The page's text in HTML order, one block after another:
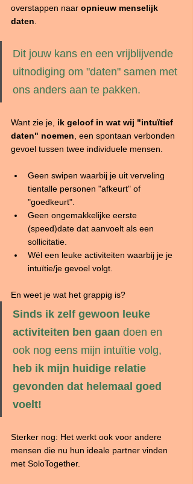
overstappen naar opnieuw menselijk
daten
Dit jouw kans en een vrijblijvende
uitnodiging om "daten" samen met
ons anders aan te pakken.
Want zie je, ik geloof in wat wij "intuïtief
daten" noemen , een spontaan verbonden
gevoel tussen twee individuele mensen.
Geen swipen waarbij je uit verveling
tientalle personen "afkeurt" of
"goedkeurt".
Geen ongemakkelijke eerste
(speed)date dat aanvoelt als een
sollicitatie.
Wél een leuke activiteiten waarbij je je
intuïtie/je gevoel volgt.
En weet je wat het grappig is?
Sinds ik zelf gewoon leuke
activiteiten ben gaan doen en
ook nog eens mijn intuïtie volg,
heb ik mijn huidige relatie
gevonden dat helemaal goed
voelt!
Sterker nog: Het werkt ook voor andere
mensen die nu hun ideale partner vinden
met SoloTogether.